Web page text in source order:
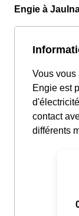
Engie à
Vous vous
Engie est
contact
différents